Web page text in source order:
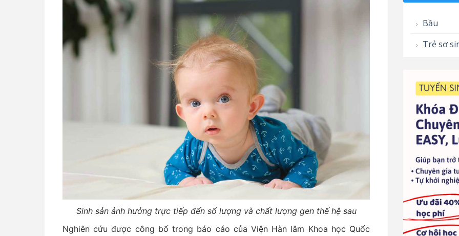
Sinh sản ảnh hưởng trực tiếp đến số lượng và chất lượng gen thế hệ sau
Nghiên cứu được công bố trong báo cáo của Viện Hàn lâm Khoa học Quốc
Bầu
Trẻ sơ